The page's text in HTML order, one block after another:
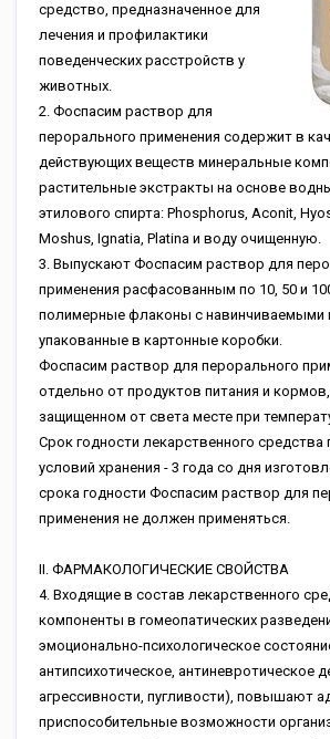
средство, предназначенное для
лечения и профилактики
поведенческих расстройств у
животных.
2. Фоспасим раствор для
перорального применения содержит в
действующих веществ минеральные
растительные экстракты на основе
этилового спирта: Phosphorus, Aconit,
Moshus, Ignatia, Platina и воду очищенную.
3. Выпускают Фоспасим раствор для
применения расфасованным по 10, 50 и
полимерные флаконы с
упакованные в картонные коробки.
Фоспасим раствор для перорального
отдельно от продуктов питания и
защищенном от света месте при
Срок годности лекарственного
условий хранения - 3 года со дня
срока годности Фоспасим раствор для
применения не должен применяться.
II. ФАРМАКОЛОГИЧЕСКИЕ СВОЙСТВА
4. Входящие в состав лекарственного
компоненты в гомеопатических
эмоционально-психологическое
антипсихотическое, антиневротическое
агрессивности, пугливости), повышают
приспособительные возможности